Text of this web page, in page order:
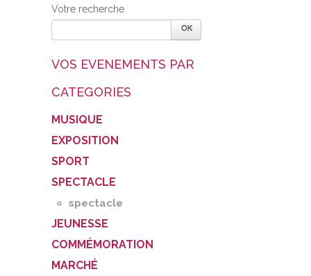
Votre recherche
VOS EVENEMENTS PAR
CATEGORIES
MUSIQUE
EXPOSITION
SPORT
SPECTACLE
spectacle
JEUNESSE
COMMÉMORATION
MARCHÉ